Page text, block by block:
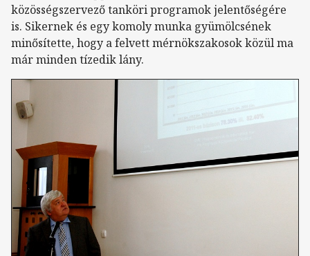
közösségszervező tanköri programok jelentőségére
is. Sikernek és egy komoly munka gyümölcsének
minősítette, hogy a felvett mérnökszakosok közül ma
már minden tízedik lány.